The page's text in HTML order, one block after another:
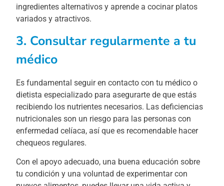
ingredientes alternativos y aprende a cocinar platos
variados y atractivos.
3. Consultar regularmente a tu
médico
Es fundamental seguir en contacto con tu médico o
dietista especializado para asegurarte de que estás
recibiendo los nutrientes necesarios. Las deficiencias
nutricionales son un riesgo para las personas con
enfermedad celíaca, así que es recomendable hacer
chequeos regulares.
Con el apoyo adecuado, una buena educación sobre
tu condición y una voluntad de experimentar con